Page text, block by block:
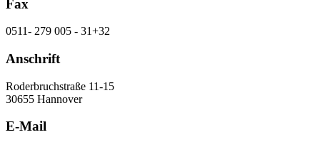
Fax
0511- 279 005 - 31+32
Anschrift
Roderbruchstraße 11-15
30655 Hannover
E-Mail